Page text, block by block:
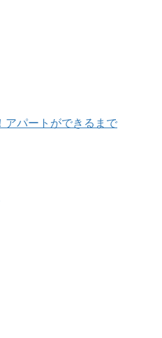
アパートができるまで